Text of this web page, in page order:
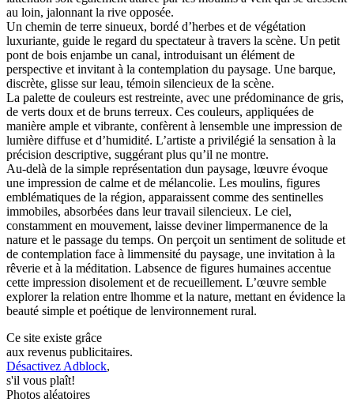
au loin, jalonnant la rive opposée.
Un chemin de terre sinueux, bordé d’herbes et de végétation
luxuriante, guide le regard du spectateur à travers la scène. Un petit
pont de bois enjambe un canal, introduisant un élément de
perspective et invitant à la contemplation du paysage. Une barque,
discrète, glisse sur leau, témoin silencieux de la scène.
La palette de couleurs est restreinte, avec une prédominance de gris,
de verts doux et de bruns terreux. Ces couleurs, appliquées de
manière ample et vibrante, confèrent à lensemble une impression de
lumière diffuse et d’humidité. L’artiste a privilégié la sensation à la
précision descriptive, suggérant plus qu’il ne montre.
Au-delà de la simple représentation dun paysage, lœuvre évoque
une impression de calme et de mélancolie. Les moulins, figures
emblématiques de la région, apparaissent comme des sentinelles
immobiles, absorbées dans leur travail silencieux. Le ciel,
constamment en mouvement, laisse deviner limpermanence de la
nature et le passage du temps. On perçoit un sentiment de solitude et
de contemplation face à limmensité du paysage, une invitation à la
rêverie et à la méditation. Labsence de figures humaines accentue
cette impression disolement et de recueillement. L’œuvre semble
explorer la relation entre lhomme et la nature, mettant en évidence la
beauté simple et poétique de lenvironnement rural.
Ce site existe grâce
aux revenus publicitaires.
Désactivez Adblock,
s'il vous plaît!
Photos aléatoires